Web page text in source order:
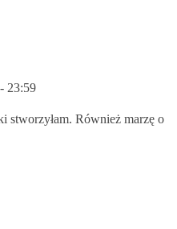
23:59
stworzyłam. Również marzę o